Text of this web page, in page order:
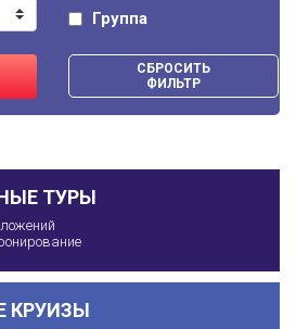
Группа
СБРОСИТЬ
ФИЛЬТР
ТУРЫ
КРУИЗЫ